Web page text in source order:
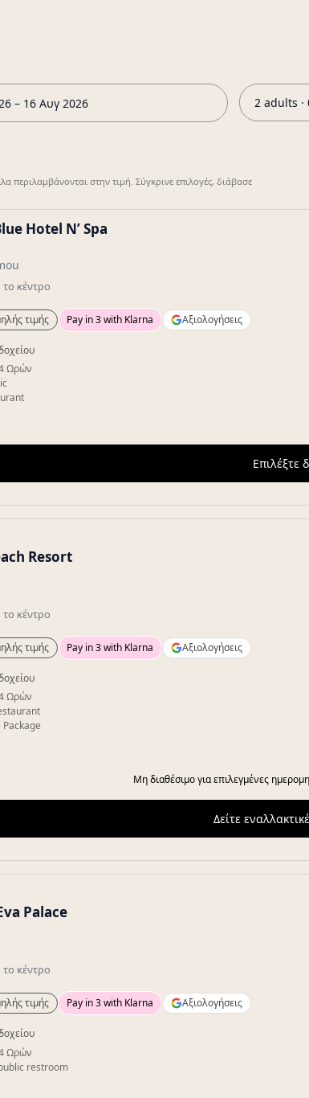
– 16 Αυγ 2026 2 adults ·
στην τιμή. Σύγκρινε επιλογές, διάβασε
Hotel N’ Spa
κέντρο
τιμής Pay in 3 with Klarna Αξιολογήσεις
Ωρών
Επιλέξτε
Resort
κέντρο
τιμής Pay in 3 with Klarna Αξιολογήσεις
Ωρών
Μη διαθέσιμο για επιλεγμένες
Δείτε
Palace
κέντρο
τιμής Pay in 3 with Klarna Αξιολογήσεις
Ωρών
restroom